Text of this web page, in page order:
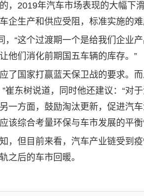
，2019年汽车市场表现的大幅下
生产和供应受阻，标准实施的难
“这个过渡期一个是给我们企业
他们消化前期国五车辆的库存。”
国家打赢蓝天保卫战的要求。而
东树说道，同时他还建议：“对
一方面，鼓励淘汰更新，促进汽
该综合考量环保与车市发展的平衡
但目前来看，汽车产业链受到疫
之后的车市回暖。